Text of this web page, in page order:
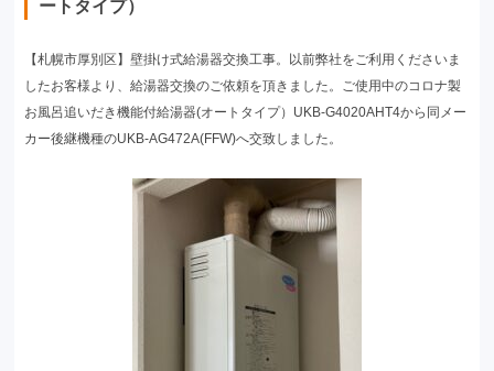
ートタイプ）
【札幌市厚別区】壁掛け式給湯器交換工事。以前弊社をご利用くださいま
したお客様より、給湯器交換のご依頼を頂きました。ご使用中のコロナ製
お風呂追いだき機能付給湯器(オートタイプ）UKB-G4020AHT4から同メー
カー後継機種のUKB-AG472A(FFW)へ交致しました。